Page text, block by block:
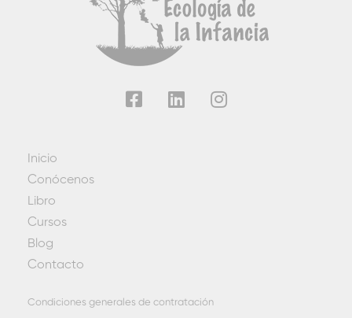
Inicio
Conócenos
Libro
Cursos
Blog
Contacto
Condiciones generales de contratación